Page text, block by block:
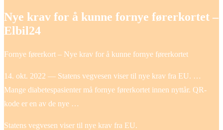
Nye krav for å kunne fornye førerkortet –
Elbil24
Fornye førerkort – Nye krav for å kunne fornye førerkortet
14. okt. 2022 — Statens vegvesen viser til nye krav fra EU. …
Mange diabetespasienter må fornye førerkortet innen nyttår. QR-
kode er en av de nye …
Statens vegvesen viser til nye krav fra EU.